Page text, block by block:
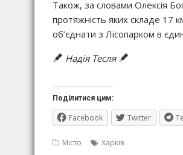
Також, за словами Олексія
протяжність яких складе 17
об’єднати з Лісопарком в
Надія Тесля
Поділитися цим:
Facebook Twitter
Місто Харків